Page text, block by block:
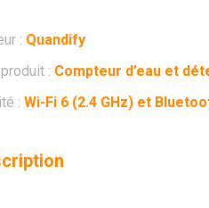
: Quandify
: Compteur d’eau et
: Wi-Fi 6 (2.4 GHz) et